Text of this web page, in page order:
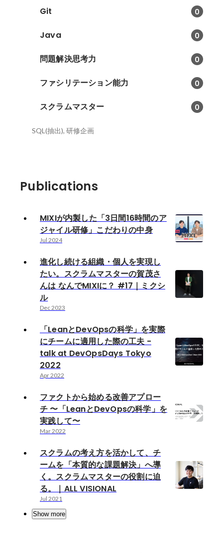
Git 0
Java 0
問題解決思考力 0
ファシリテーション能力 0
スクラムマスター 0
SQL(抽出), 研修企画
Publications
MIXIが内製した「3日間16時間のア
ジャイル研修」こだわりの中身
Jul 2024
進化し続ける組織・個人を実現し
たい。スクラムマスターの賀茂さ
んは なんでMIXIに？ #17｜ミクシ
ル
Dec 2023
「LeanとDevOpsの科学」を実際
にチームに適用した際の工夫 -
talk at DevOpsDays Tokyo
2022
Apr 2022
ファクトから始める改善アプロー
チ 〜「LeanとDevOpsの科学」を
実践して〜
Mar 2022
スクラムの考え方を活かして、チ
ームを「本質的な課題解決」へ導
く。スクラムマスターの役割に迫
る。｜ALL VISIONAL
Jul 2021
Show more